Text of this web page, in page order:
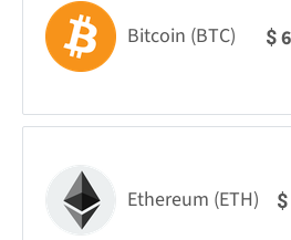
Bitcoin (BTC) $
Ethereum (ETH) $